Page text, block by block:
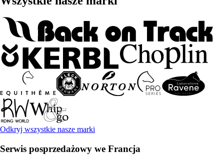
Odkryj wszystkie nasze marki
Serwis posprzedażowy we Francja